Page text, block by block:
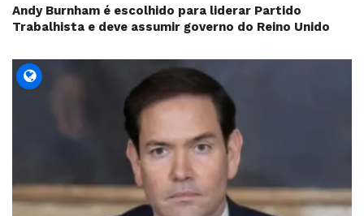
Andy Burnham é escolhido para liderar Partido
Trabalhista e deve assumir governo do Reino Unido